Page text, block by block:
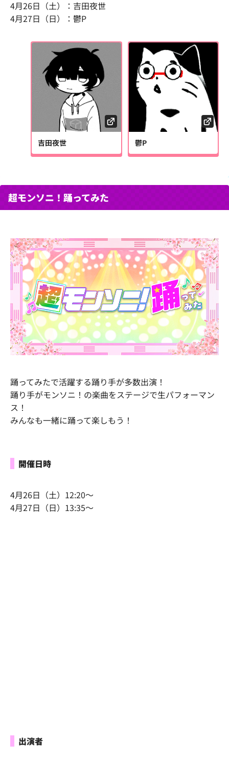
4月26日（土）：吉田夜世
4月27日（日）：鬱P
吉田夜世 鬱P
超モンソニ！踊ってみた
踊ってみたで活躍する踊り手が多数出演！
踊り手がモンソニ！の楽曲をステージで生パフォーマン
ス！
みんなも一緒に踊って楽しもう！
開催日時
4月26日（土）12:20～
4月27日（日）13:35～
出演者